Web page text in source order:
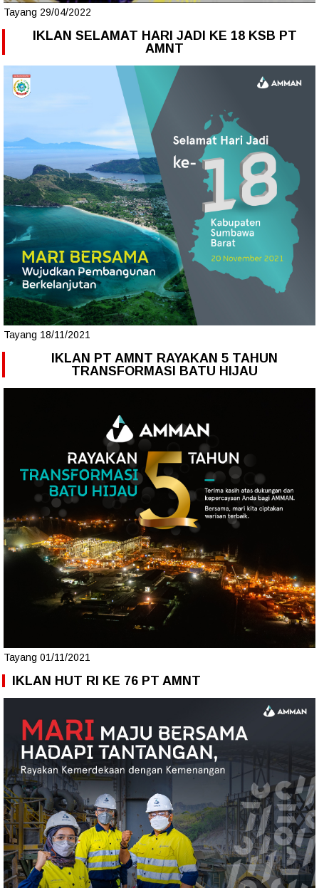
Tayang 29/04/2022
IKLAN SELAMAT HARI JADI KE 18 KSB PT
AMNT
Tayang 18/11/2021
IKLAN PT AMNT RAYAKAN 5 TAHUN
TRANSFORMASI BATU HIJAU
Tayang 01/11/2021
IKLAN HUT RI KE 76 PT AMNT